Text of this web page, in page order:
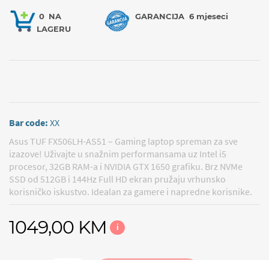
0 NA
LAGERU
GARANCIJA 6 mjeseci
Bar code: XX
Asus TUF FX506LH-AS51 – Gaming laptop spreman za sve
izazove! Uživajte u snažnim performansama uz Intel i5
procesor, 32GB RAM-a i NVIDIA GTX 1650 grafiku. Brz NVMe
SSD od 512GB i 144Hz Full HD ekran pružaju vrhunsko
korisničko iskustvo. Idealan za gamere i napredne korisnike.
1049,00 KM i